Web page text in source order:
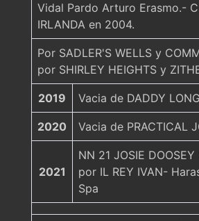
Vidal Pardo Arturo Erasmo.-
IRLANDA en 2004.
Por SADLER'S WELLS y
por SHIRLEY HEIGHTS y
2019 Vacia de DADDY
2020 Vacia de PRACTICAL
2021
NN 21 JOSIE
por IL REY IVAN-
Spa